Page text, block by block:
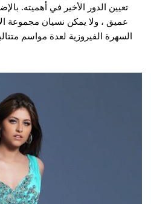
تعيين الدور الأخير في أهميته.
عميق ، ولا يمكن نسيان مجموعة
السهرة الفيروزية لعدة مواسم